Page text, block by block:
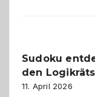
Sudoku
den
11. April 2026